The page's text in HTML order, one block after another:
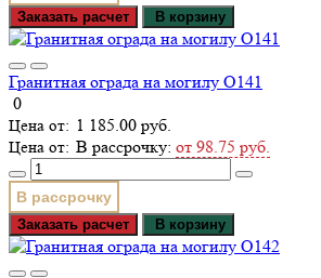
Заказать расчет В корзину
Гранитная ограда на могилу О141
0
1 185.00 руб.
В рассрочку: от 98.75 руб.
В рассрочку
Заказать расчет В корзину